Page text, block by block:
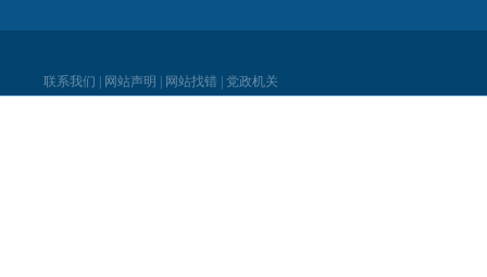
联系我们 网站声明 网站找错 党政机关